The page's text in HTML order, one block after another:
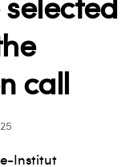
call
Institut